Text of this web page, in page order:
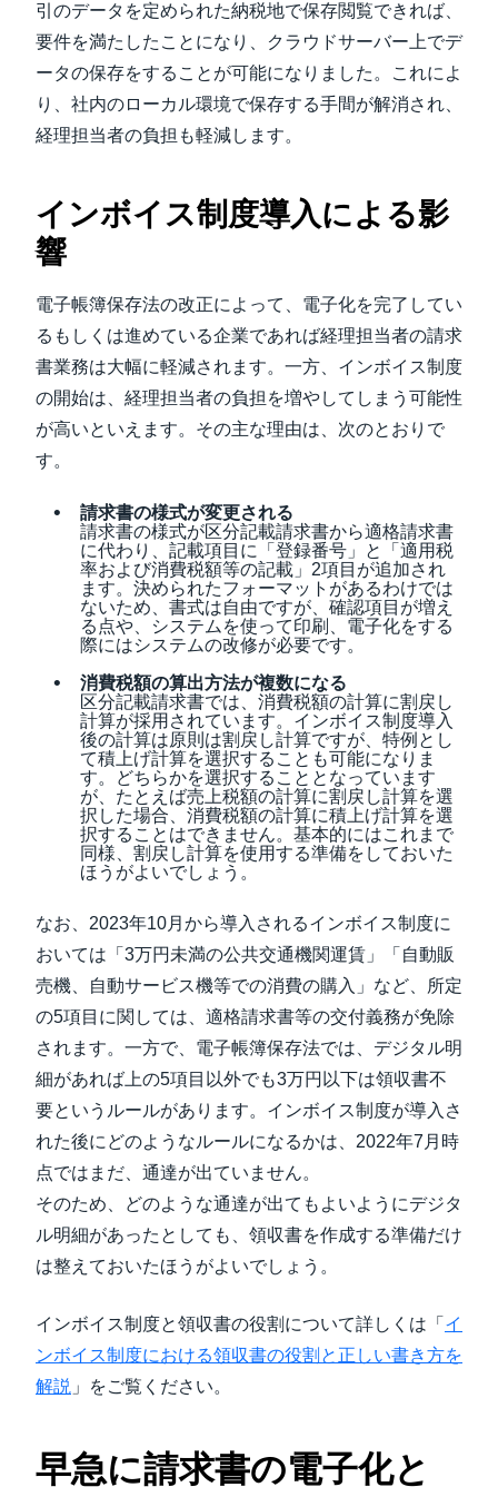
引のデータを定められた納税地で保存閲覧できれば、
要件を満たしたことになり、クラウドサーバー上でデ
ータの保存をすることが可能になりました。これによ
り、社内のローカル環境で保存する手間が解消され、
経理担当者の負担も軽減します。
インボイス制度導入による影
響
電子帳簿保存法の改正によって、電子化を完了してい
るもしくは進めている企業であれば経理担当者の請求
書業務は大幅に軽減されます。一方、インボイス制度
の開始は、経理担当者の負担を増やしてしまう可能性
が高いといえます。その主な理由は、次のとおりで
す。
請求書の様式が変更される
請求書の様式が区分記載請求書から適格請求書
に代わり、記載項目に「登録番号」と「適用税
率および消費税額等の記載」2項目が追加され
ます。決められたフォーマットがあるわけでは
ないため、書式は自由ですが、確認項目が増え
る点や、システムを使って印刷、電子化をする
際にはシステムの改修が必要です。
消費税額の算出方法が複数になる
区分記載請求書では、消費税額の計算に割戻し
計算が採用されています。インボイス制度導入
後の計算は原則は割戻し計算ですが、特例とし
て積上げ計算を選択することも可能になりま
す。どちらかを選択することとなっています
が、たとえば売上税額の計算に割戻し計算を選
択した場合、消費税額の計算に積上げ計算を選
択することはできません。基本的にはこれまで
同様、割戻し計算を使用する準備をしておいた
ほうがよいでしょう。
なお、2023年10月から導入されるインボイス制度に
おいては「3万円未満の公共交通機関運賃」「自動販
売機、自動サービス機等での消費の購入」など、所定
の5項目に関しては、適格請求書等の交付義務が免除
されます。一方で、電子帳簿保存法では、デジタル明
細があれば上の5項目以外でも3万円以下は領収書不
要というルールがあります。インボイス制度が導入さ
れた後にどのようなルールになるかは、2022年7月時
点ではまだ、通達が出ていません。
そのため、どのような通達が出てもよいようにデジタ
ル明細があったとしても、領収書を作成する準備だけ
は整えておいたほうがよいでしょう。
インボイス制度と領収書の役割について詳しくは「 イ
ンボイス制度における領収書の役割と正しい書き方を
解説 」をご覧ください。
早急に請求書の電子化と